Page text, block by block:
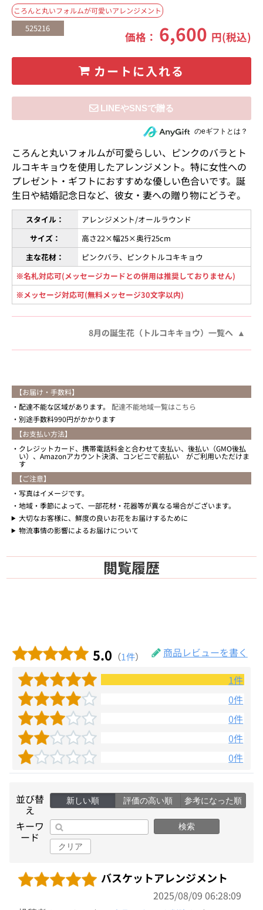
ころんと丸いフォルムが可愛いアレンジメント
525216
価格： 6,600 円(税込)
カートに入れる
住所を知らない相手にeギフトで贈るのeギフトとは？
ころんと丸いフォルムが可愛らしい、ピンクのバラとト
ルコキキョウを使用したアレンジメント。特に女性への
プレゼント・ギフトにおすすめな優しい色合いです。誕
生日や結婚記念日など、彼女・妻への贈り物にどうぞ。
スタイル：
アレンジメント/オールラウンド
サイズ：
高さ22×幅25×奥行25cm
主な花材：
ピンクバラ、ピンクトルコキキョウ
※名札対応可(メッセージカードとの併用は推奨しておりません)
※メッセージ対応可(無料メッセージ30文字以内)
8月の誕生花（トルコキキョウ）一覧へ
【お届け・手数料】
配達不能な区域があります。 配達不能地域一覧はこちら
別途手数料990円がかかります
【お支払い方法】
クレジットカード、携帯電話料金と合わせて支払い、後払い（GMO後払
い）、Amazonアカウント決済、コンビニで前払い がご利用いただけま
す
【ご注意】
写真はイメージです。
地域・季節によって、一部花材・花器等が異なる場合がございます。
大切なお客様に、鮮度の良いお花をお届けするために
物流事情の影響によるお届けについて
閲覧履歴
5.0 （1件）
商品レビューを書く
1件
0件
0件
0件
0件
並び替
え
新しい順 評価の高い順 参考になった順
キーワ
ード
検索
クリア
バスケットアレンジメント
2025/08/09 06:28:09